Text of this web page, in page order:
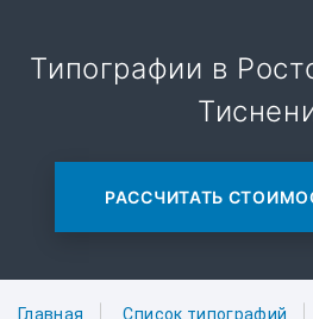
Типографии в
РАССЧИТАТЬ
Главная Список типографий